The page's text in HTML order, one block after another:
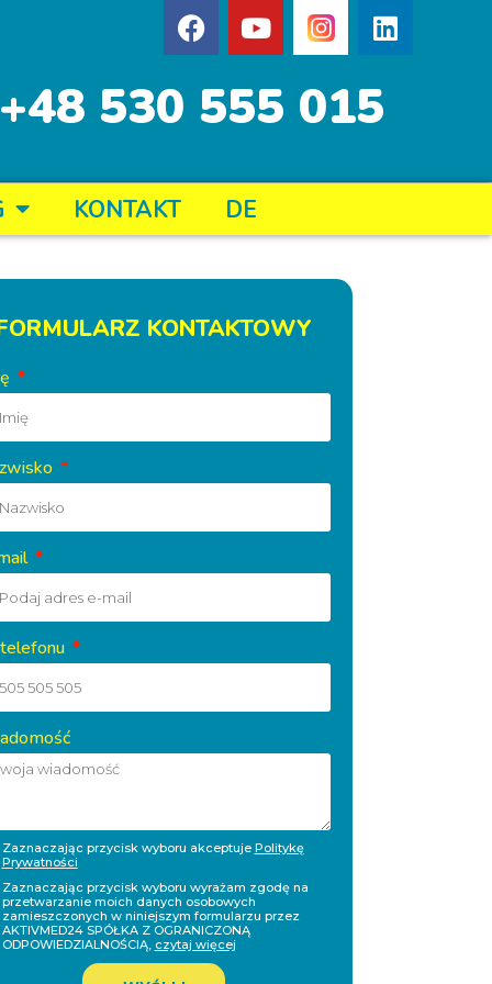
+48 530 555 015
KONTAKT DE
KONTAKTOWY
Zaznaczając przycisk wyboru akceptuje Politykę
Prywatności
Zaznaczając przycisk wyboru wyrażam zgodę na
przetwarzanie moich danych osobowych
zamieszczonych w niniejszym formularzu przez
AKTIVMED24 SPÓŁKA Z OGRANICZONĄ
ODPOWIEDZIALNOŚCIĄ, czytaj więcej